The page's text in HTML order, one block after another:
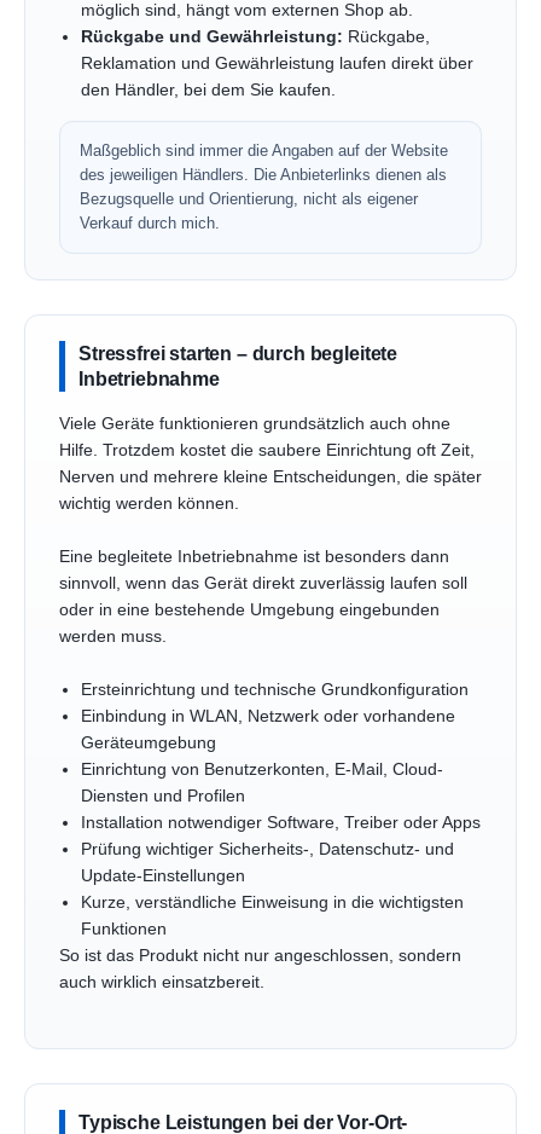
möglich sind, hängt vom externen Shop ab.
Rückgabe und Gewährleistung: Rückgabe,
Reklamation und Gewährleistung laufen direkt über
den Händler, bei dem Sie kaufen.
Maßgeblich sind immer die Angaben auf der Website
des jeweiligen Händlers. Die Anbieterlinks dienen als
Bezugsquelle und Orientierung, nicht als eigener
Verkauf durch mich.
Stressfrei starten – durch begleitete
Inbetriebnahme
Viele Geräte funktionieren grundsätzlich auch ohne
Hilfe. Trotzdem kostet die saubere Einrichtung oft Zeit,
Nerven und mehrere kleine Entscheidungen, die später
wichtig werden können.
Eine begleitete Inbetriebnahme ist besonders dann
sinnvoll, wenn das Gerät direkt zuverlässig laufen soll
oder in eine bestehende Umgebung eingebunden
werden muss.
Ersteinrichtung und technische Grundkonfiguration
Einbindung in WLAN, Netzwerk oder vorhandene
Geräteumgebung
Einrichtung von Benutzerkonten, E-Mail, Cloud-
Diensten und Profilen
Installation notwendiger Software, Treiber oder Apps
Prüfung wichtiger Sicherheits-, Datenschutz- und
Update-Einstellungen
Kurze, verständliche Einweisung in die wichtigsten
Funktionen
So ist das Produkt nicht nur angeschlossen, sondern
auch wirklich einsatzbereit.
Typische Leistungen bei der Vor-Ort-